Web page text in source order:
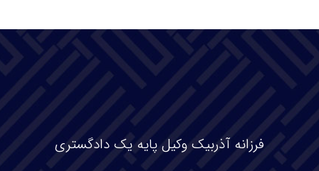
فرزانه آذربیک وکیل پایه یک دادگستری